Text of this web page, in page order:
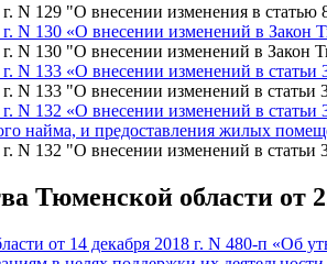
N 129 "О внесении изменения в
N 130 «О внесении изменений в
N 130 "О внесении изменений в
N 133 «О внесении изменений в
N 133 "О внесении изменений в статьи
г. N 132 «О внесении изменений в
найма, и предоставления жилых
N 132 "О внесении изменений в статьи
Тюменской области от
от 14 декабря 2018 г. N 480-п «Об